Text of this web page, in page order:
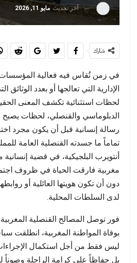
آخر تحديث مايو 11, 2026
شارك
في زمن تُقاس فيه فعالية
الإدارية التي تعالجها أو بعدد الوثائق
لحظات استثنائية تكشف المعنى
الدبلوماسي والقنصلي، لحظات يصبح
رسالة إنسانية قبل أن يكون مجرد
تماماً ما جسدته القنصلية العامة
أنتويرب البلجيكية، في قضية إنسانية
مغربية فارقت الحياة في ظروف
دون أن تكون هويتها العائلية أو
لدى السلطات المحلية.
فور توصل المصالح القنصلية المغربية
بوفاة المواطنة المغربية، انطلقت
ليس فقط من أجل استكمال الإجراءات
بل حفاظاً على كرامة الراحلة وصوناً